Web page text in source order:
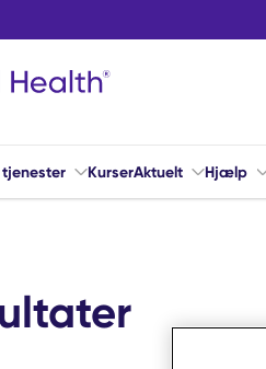
KurserAktuelt Hjælp